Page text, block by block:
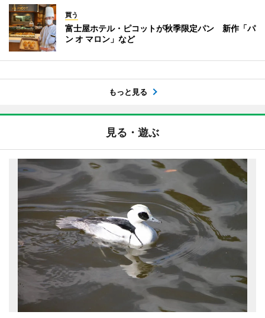
買う
富士屋ホテル・ピコットが秋季限定パン 新作「パ
ン オ マロン」など
もっと見る
見る・遊ぶ